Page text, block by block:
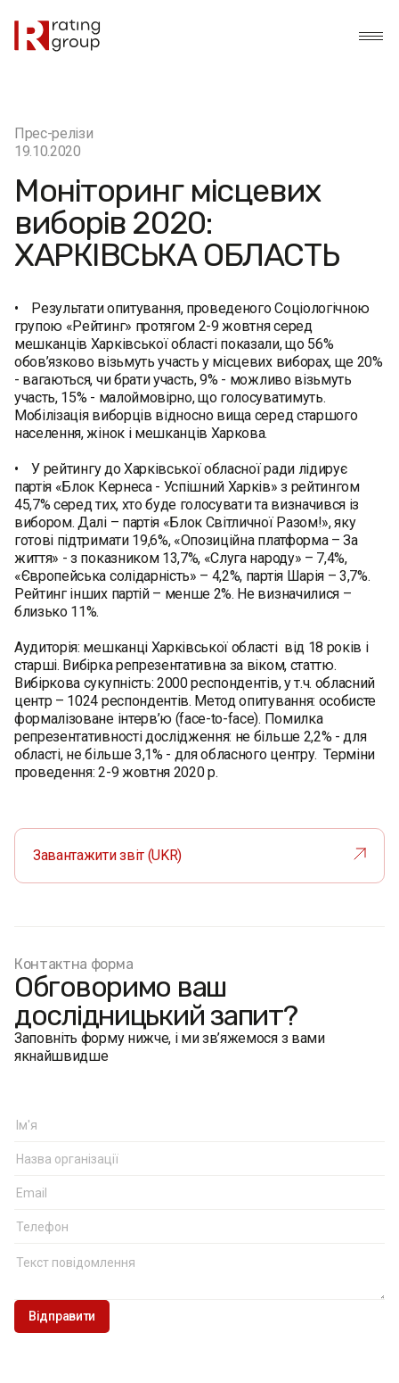
Прес-релізи
19.10.2020
Моніторинг місцевих
виборів 2020:
ХАРКІВСЬКА ОБЛАСТЬ
• Результати опитування, проведеного Соціологічною
групою «Рейтинг» протягом 2-9 жовтня серед
мешканців Харківської області показали, що 56%
обов’язково візьмуть участь у місцевих виборах, ще 20%
- вагаються, чи брати участь, 9% - можливо візьмуть
участь, 15% - малоймовірно, що голосуватимуть.
Мобілізація виборців відносно вища серед старшого
населення, жінок і мешканців Харкова.
• У рейтингу до Харківської обласної ради лідирує
партія «Блок Кернеса - Успішний Харків» з рейтингом
45,7% серед тих, хто буде голосувати та визначився із
вибором. Далі – партія «Блок Світличної Разом!», яку
готові підтримати 19,6%, «Опозиційна платформа – За
життя» - з показником 13,7%, «Слуга народу» – 7,4%,
«Європейська солідарність» – 4,2%, партія Шарія – 3,7%.
Рейтинг інших партій – менше 2%. Не визначилися –
близько 11%.
Аудиторія: мешканці Харківської області від 18 років і
старші. Вибірка репрезентативна за віком, статтю.
Вибіркова сукупність: 2000 респондентів, у т.ч. обласний
центр – 1024 респондентів. Метод опитування: особисте
формалізоване інтерв’ю (face-to-face). Помилка
репрезентативності дослідження: не більше 2,2% - для
області, не більше 3,1% - для обласного центру. Терміни
проведення: 2-9 жовтня 2020 р.
Завантажити звіт (UKR)
Контактна форма
Обговоримо ваш
дослідницький запит?
Заповніть форму нижче, і ми зв’яжемося з вами
якнайшвидше